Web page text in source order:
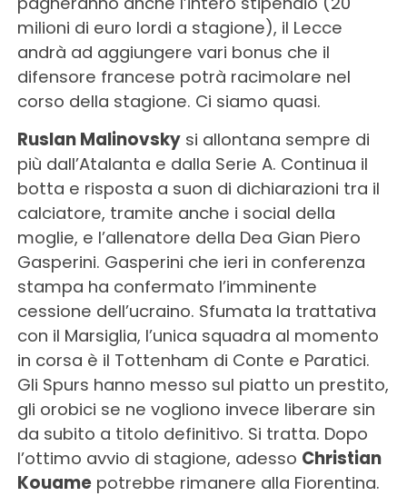
milioni di euro lordi a stagione), il Lecce
andrà ad aggiungere vari bonus che il
difensore francese potrà racimolare nel
corso della stagione. Ci siamo quasi.
Ruslan Malinovskysi allontana sempre di
più dall’Atalanta e dalla Serie A. Continua il
botta e risposta a suon di dichiarazioni tra il
calciatore, tramite anche i social della
moglie, e l’allenatore della Dea Gian Piero
Gasperini. Gasperini che ieri in conferenza
stampa ha confermato l’imminente
cessione dell’ucraino. Sfumata la trattativa
con il Marsiglia, l’unica squadra al momento
in corsa è il Tottenham di Conte e Paratici.
Gli Spurs hanno messo sul piatto un prestito,
gli orobici se ne vogliono invece liberare sin
da subito a titolo definitivo. Si tratta. Dopo
l’ottimo avvio di stagione, adesso Christian
Kouamepotrebbe rimanere alla Fiorentina.